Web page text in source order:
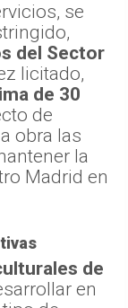
se
del Sector
licitado,
de 30
de
obra las
la
Madrid en
de
en